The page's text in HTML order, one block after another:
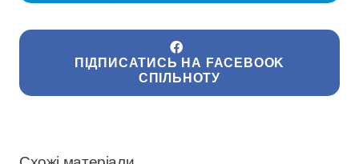
ПІДПИСАТИСЬ НА FACEBOOK
СПІЛЬНОТУ